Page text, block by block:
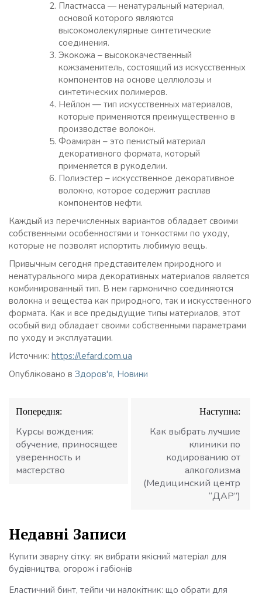
Пластмасса — ненатуральный материал,
основой которого являются
высокомолекулярные синтетические
соединения.
Экокожа – высококачественный
кожзаменитель, состоящий из искусственных
компонентов на основе целлюлозы и
синтетических полимеров.
Нейлон — тип искусственных материалов,
которые применяются преимущественно в
производстве волокон.
Фоамиран – это пенистый материал
декоративного формата, который
применяется в рукоделии.
Полиэстер – искусственное декоративное
волокно, которое содержит расплав
компонентов нефти.
Каждый из перечисленных вариантов обладает своими
собственными особенностями и тонкостями по уходу,
которые не позволят испортить любимую вещь.
Привычным сегодня представителем природного и
ненатурального мира декоративных материалов является
комбинированный тип. В нем гармонично соединяются
волокна и вещества как природного, так и искусственного
формата. Как и все предыдущие типы материалов, этот
особый вид обладает своими собственными параметрами
по уходу и эксплуатации.
Источник: https://lefard.com.ua
Опубліковано в Здоров'я, Новини
Навігація
записів
Попередня:
Курсы вождения:
обучение, приносящее
уверенность и
мастерство
Наступна:
Как выбрать лучшие
клиники по
кодированию от
алкоголизма
(Медицинский центр
“ДАР”)
Недавні Записи
Купити зварну сітку: як вибрати якісний матеріал для
будівництва, огорож і габіонів
Еластичний бинт, тейпи чи налокітник: що обрати для